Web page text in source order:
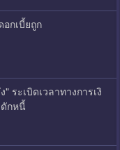
กเบี้ยถูก
ระเบิดเวลาทางการเงิ
กหนี้